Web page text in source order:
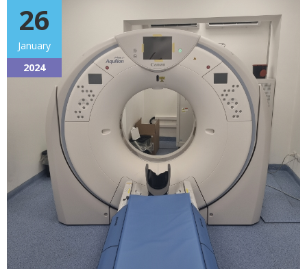
26
January
2024